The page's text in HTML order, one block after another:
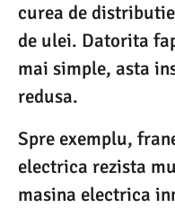
curea de
de ulei. Datorita
mai simple, asta
redusa.
Spre exemplu,
electrica rezista
masina electrica